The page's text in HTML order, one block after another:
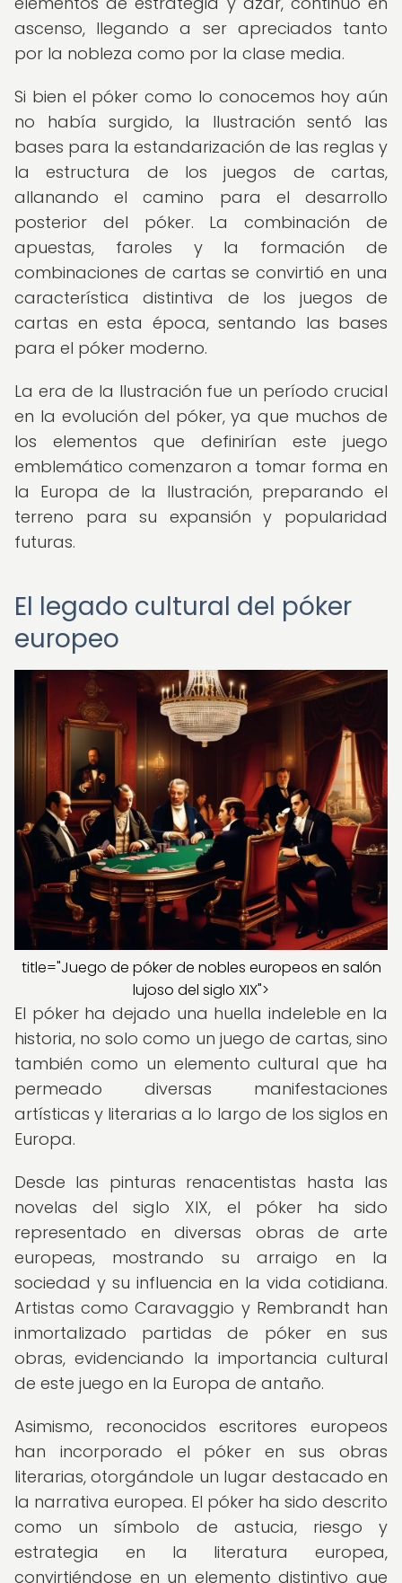
ascenso, llegando a ser apreciados tanto
por la nobleza como por la clase media.
Si bien el póker como lo conocemos hoy aún
no había surgido, la Ilustración sentó las
bases para la estandarización de las reglas y
la estructura de los juegos de cartas,
allanando el camino para el desarrollo
posterior del póker. La combinación de
apuestas, faroles y la formación de
combinaciones de cartas se convirtió en una
característica distintiva de los juegos de
cartas en esta época, sentando las bases
para el póker moderno.
La era de la Ilustración fue un período crucial
en la evolución del póker, ya que muchos de
los elementos que definirían este juego
emblemático comenzaron a tomar forma en
la Europa de la Ilustración, preparando el
terreno para su expansión y popularidad
futuras.
El legado cultural del póker
europeo
title="Juego de póker de nobles europeos en salón
lujoso del siglo XIX">
El póker ha dejado una huella indeleble en la
historia, no solo como un juego de cartas, sino
también como un elemento cultural que ha
permeado diversas manifestaciones
artísticas y literarias a lo largo de los siglos en
Europa.
Desde las pinturas renacentistas hasta las
novelas del siglo XIX, el póker ha sido
representado en diversas obras de arte
europeas, mostrando su arraigo en la
sociedad y su influencia en la vida cotidiana.
Artistas como Caravaggio y Rembrandt han
inmortalizado partidas de póker en sus
obras, evidenciando la importancia cultural
de este juego en la Europa de antaño.
Asimismo, reconocidos escritores europeos
han incorporado el póker en sus obras
literarias, otorgándole un lugar destacado en
la narrativa europea. El póker ha sido descrito
como un símbolo de astucia, riesgo y
estrategia en la literatura europea,
convirtiéndose en un elemento distintivo que